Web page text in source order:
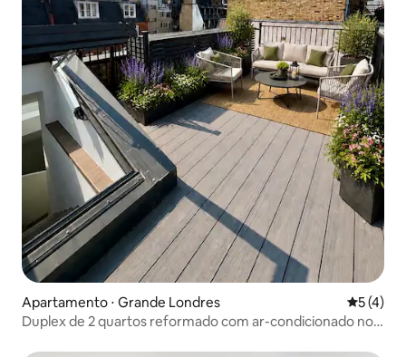
Apartamento ⋅ Grande Londres 5 de
5 (4)
Duplex de 2 quartos reformado com ar-condicionado no